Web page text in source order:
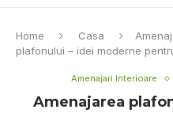
Home Casa
plafonului – idei moderne
Amenajari Interioare
Amenajarea